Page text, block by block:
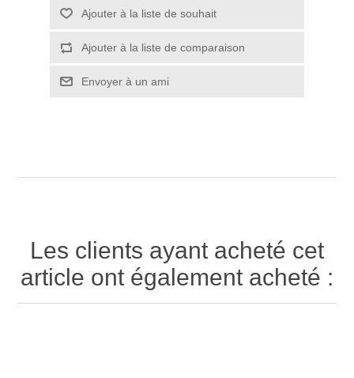
Ajouter à la liste de souhait
Ajouter à la liste de comparaison
Envoyer à un ami
Les clients ayant acheté cet
article ont également acheté :